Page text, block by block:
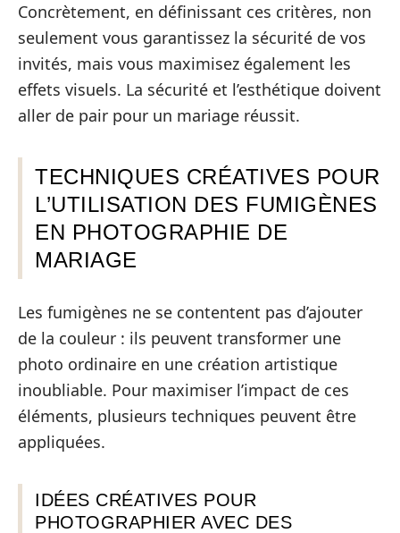
Concrètement, en définissant ces critères, non
seulement vous garantissez la sécurité de vos
invités, mais vous maximisez également les
effets visuels. La sécurité et l’esthétique doivent
aller de pair pour un mariage réussit.
TECHNIQUES CRÉATIVES POUR
L’UTILISATION DES FUMIGÈNES
EN PHOTOGRAPHIE DE
MARIAGE
Les fumigènes ne se contentent pas d’ajouter
de la couleur : ils peuvent transformer une
photo ordinaire en une création artistique
inoubliable. Pour maximiser l’impact de ces
éléments, plusieurs techniques peuvent être
appliquées.
IDÉES CRÉATIVES POUR
PHOTOGRAPHIER AVEC DES